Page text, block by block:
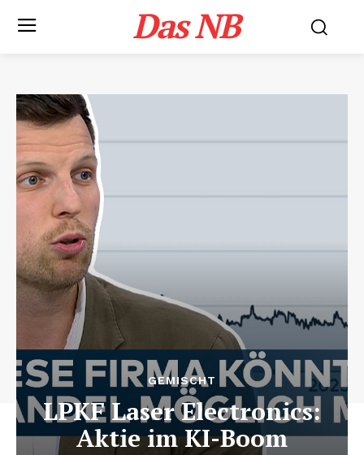
Das NB
GEMISCHT
LPKF Laser Electronics:
Aktie im KI-Boom